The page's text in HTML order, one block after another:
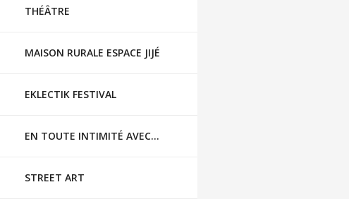
THÉÂTRE
MAISON RURALE ESPACE JIJÉ
EKLECTIK FESTIVAL
EN TOUTE INTIMITÉ AVEC…
STREET ART